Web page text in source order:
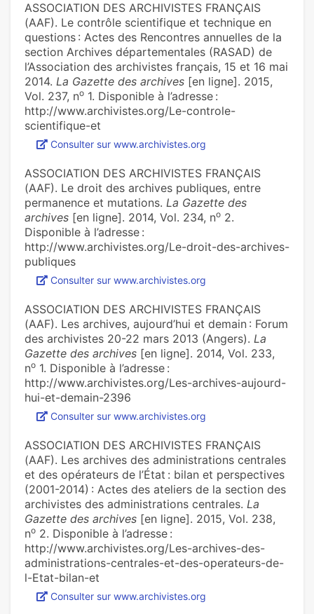
ASSOCIATION DES ARCHIVISTES FRANÇAIS
(AAF). Le contrôle scientifique et technique en
questions : Actes des Rencontres annuelles de la
section Archives départementales (RASAD) de
l’Association des archivistes français, 15 et 16 mai
2014. La Gazette des archives [en ligne]. 2015,
Vol. 237, no 1. Disponible à l’adresse :
http://www.archivistes.org/Le-controle-
scientifique-et
Consulter sur www.archivistes.org
ASSOCIATION DES ARCHIVISTES FRANÇAIS
(AAF). Le droit des archives publiques, entre
permanence et mutations. La Gazette des
archives [en ligne]. 2014, Vol. 234, no 2.
Disponible à l’adresse :
http://www.archivistes.org/Le-droit-des-archives-
publiques
Consulter sur www.archivistes.org
ASSOCIATION DES ARCHIVISTES FRANÇAIS
(AAF). Les archives, aujourd’hui et demain : Forum
des archivistes 20-22 mars 2013 (Angers). La
Gazette des archives [en ligne]. 2014, Vol. 233,
no 1. Disponible à l’adresse :
http://www.archivistes.org/Les-archives-aujourd-
hui-et-demain-2396
Consulter sur www.archivistes.org
ASSOCIATION DES ARCHIVISTES FRANÇAIS
(AAF). Les archives des administrations centrales
et des opérateurs de l’État : bilan et perspectives
(2001-2014) : Actes des ateliers de la section des
archivistes des administrations centrales. La
Gazette des archives [en ligne]. 2015, Vol. 238,
no 2. Disponible à l’adresse :
http://www.archivistes.org/Les-archives-des-
administrations-centrales-et-des-operateurs-de-
l-Etat-bilan-et
Consulter sur www.archivistes.org